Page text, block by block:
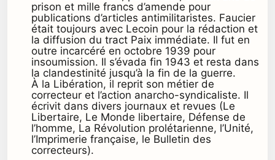
prison et mille francs d’amende pour
publications d’articles antimilitaristes. Faucier
était toujours avec Lecoin pour la rédaction et
la diffusion du tract Paix immédiate. Il fut en
outre incarcéré en octobre 1939 pour
insoumission. Il s’évada fin 1943 et resta dans
la clandestinité jusqu’à la fin de la guerre.
À la Libération, il reprit son métier de
correcteur et l’action anarcho-syndicaliste. Il
écrivit dans divers journaux et revues (Le
Libertaire, Le Monde libertaire, Défense de
l’homme, La Révolution prolétarienne, l’Unité,
l’Imprimerie française, le Bulletin des
correcteurs).